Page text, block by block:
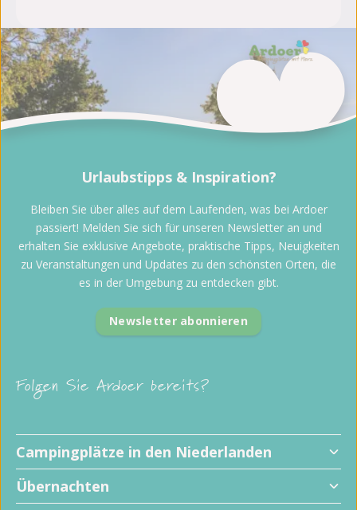
Folgen Sie Ardoer bereits?
Campingplätze in den Niederlanden
Übernachten
Urlaubstipps & Inspiration?
Bleiben Sie über alles auf dem Laufenden, was bei Ardoer
passiert! Melden Sie sich für unseren Newsletter an und
erhalten Sie exklusive Angebote, praktische Tipps, Neuigkeiten
zu Veranstaltungen und Updates zu den schönsten Orten, die
es in der Umgebung zu entdecken gibt.
Newsletter abonnieren